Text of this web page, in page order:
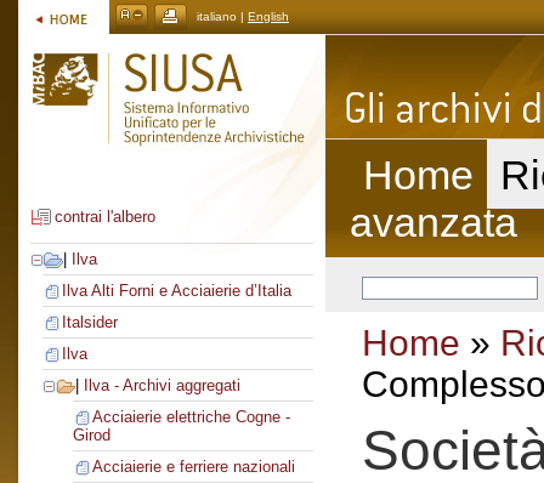
italiano | English
contrai l'albero
Ilva
Ilva Alti Forni e Acciaierie d’Italia
Italsider
Ilva
Ilva - Archivi aggregati
Acciaierie elettriche Cogne -
Girod
Acciaierie e ferriere nazionali
Home
avanzata
Home »